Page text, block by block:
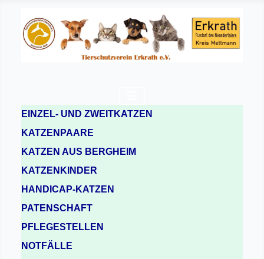
EINZEL- UND ZWEITKATZEN
KATZENPAARE
KATZEN AUS BERGHEIM
KATZENKINDER
HANDICAP-KATZEN
PATENSCHAFT
PFLEGESTELLEN
NOTFÄLLE